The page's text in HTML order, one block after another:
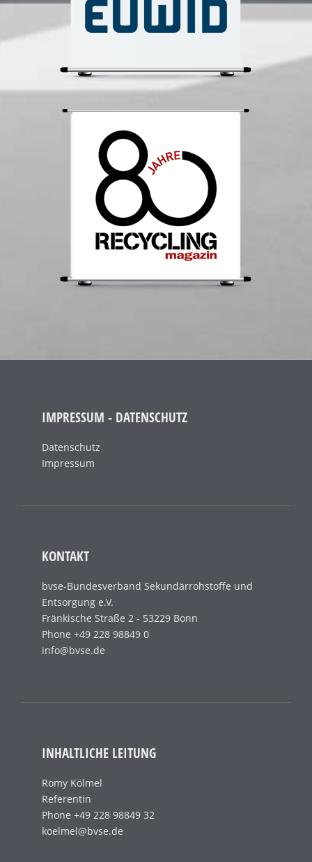
IMPRESSUM - DATENSCHUTZ
Datenschutz
Impressum
KONTAKT
bvse-Bundesverband Sekundärrohstoffe und
Entsorgung e.V.
Fränkische Straße 2 - 53229 Bonn
Phone +49 228 98849 0
info@bvse.de
INHALTLICHE LEITUNG
Romy Kölmel
Referentin
Phone +49 228 98849 32
koelmel@bvse.de